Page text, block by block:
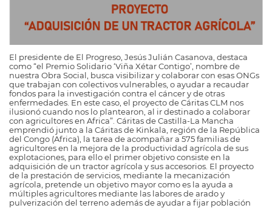
El presidente de El Progreso, Jesús Julián Casanova, destaca
como “el Premio Solidario ‘Viña Xétar Contigo’, nombre de
nuestra Obra Social, busca visibilizar y colaborar con esas ONGs
que trabajan con colectivos vulnerables, o ayudar a recaudar
fondos para la investigación contra el cáncer y de otras
enfermedades. En este caso, el proyecto de Cáritas CLM nos
ilusionó cuando nos lo plantearon, al ir destinado a colaborar
con agricultores en Africa”. Cáritas de Castilla-La Mancha
emprendió junto a la Cáritas de Kinkala, región de la República
del Congo (Africa), la tarea de acompañar a 575 familias de
agricultores en la mejora de la productividad agrícola de sus
explotaciones, para ello el primer objetivo consiste en la
adquisición de un tractor agrícola y sus accesorios. El proyecto
de la prestación de servicios, mediante la mecanización
agrícola, pretende un objetivo mayor como es la ayuda a
múltiples agricultores mediante las labores de arado y
pulverización del terreno además de ayudar a fijar población